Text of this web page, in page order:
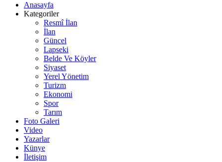
Anasayfa
Kategoriler
Resmî İlan
İlan
Güncel
Lapseki
Belde Ve Köyler
Siyaset
Yerel Yönetim
Turizm
Ekonomi
Spor
Tarım
Foto Galeri
Video
Yazarlar
Künye
İletişim